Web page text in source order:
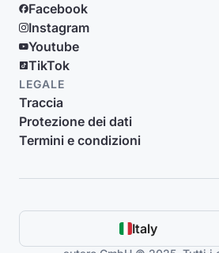
Facebook
Instagram
Youtube
TikTok
LEGALE
Traccia
Protezione dei dati
Termini e condizioni
Italy